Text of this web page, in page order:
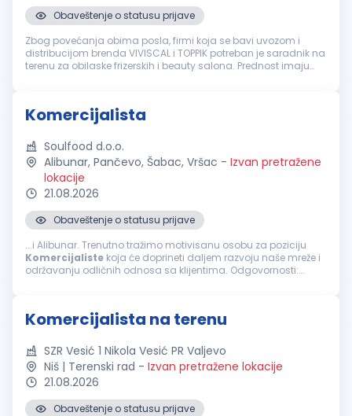
Obaveštenje o statusu prijave
Zbog povećanja obima posla, firmi koja se bavi uvozom i
distribucijom brenda VIVISCAL i TOPPIK potreban je saradnik na
terenu za obilaske frizerskih i beauty salona. Prednost imaju
Komercijalista
Soulfood d.o.o.
Alibunar, Pančevo, Šabac, Vršac - Izvan pretražene
lokacije
21.08.2026
Obaveštenje o statusu prijave
...i Alibunar. Trenutno tražimo motivisanu osobu za poziciju
Komercijaliste koja će doprineti daljem razvoju naše mreže i
održavanju odličnih odnosa sa klijentima. Odgovornosti:
Komercijalista na terenu
SZR Vesić 1 Nikola Vesić PR Valjevo
Niš | Terenski rad - Izvan pretražene lokacije
21.08.2026
Obaveštenje o statusu prijave